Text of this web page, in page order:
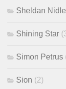
Sheldan Nidle
Shining Star
Simon Petrus
Sion (2)